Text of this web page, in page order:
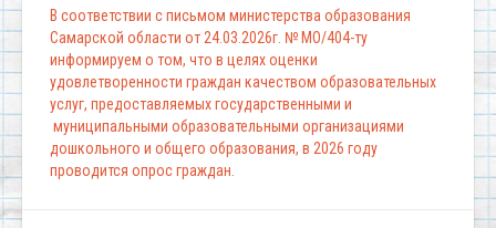
В соответствии с письмом министерства образования
Самарской области от 24.03.2026г. № МО/404-ту
информируем о том, что в целях оценки
удовлетворенности граждан качеством образовательных
услуг, предоставляемых государственными и
муниципальными образовательными организациями
дошкольного и общего образования, в 2026 году
проводится опрос граждан.